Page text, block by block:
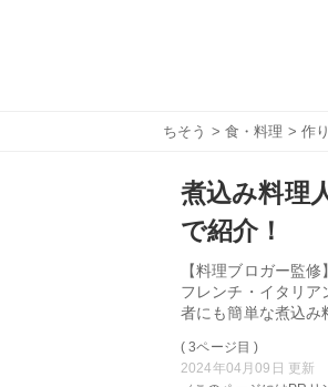
ちそう > 食・料理 >作
煮込み料理
で紹介！
【料理ブロガー監
フレンチ・イタリ
者にも簡単な煮込み
( 3ページ目 )
2024年04月09日 更新